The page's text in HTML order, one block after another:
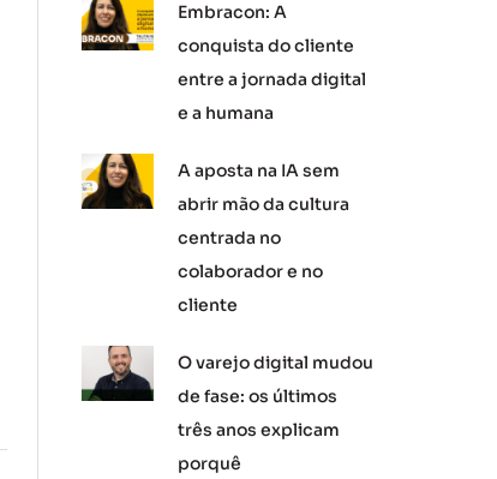
Embracon: A
conquista do cliente
entre a jornada digital
e a humana
A aposta na IA sem
abrir mão da cultura
centrada no
colaborador e no
cliente
O varejo digital mudou
de fase: os últimos
três anos explicam
porquê